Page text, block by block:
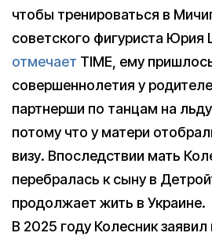
чтобы тренироваться в
советского фигуриста Юрия
отмечает TIME, ему
совершеннолетия у
партнерши по танцам на
потому что у матери
визу. Впоследствии мать
перебралась к сыну в
продолжает жить в Украине.
В 2025 году Колесник заявил